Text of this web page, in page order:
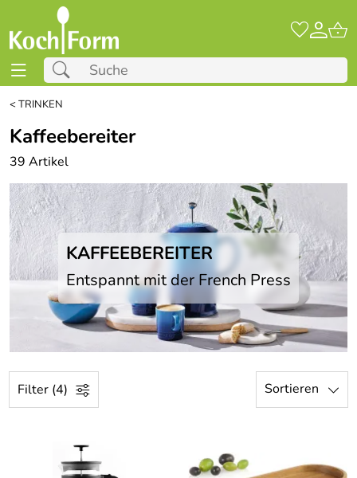
<TRINKEN
Kaffeebereiter
39 Artikel
KAFFEEBEREITER
Entspannt mit der French Press
Filter (4) Sortieren